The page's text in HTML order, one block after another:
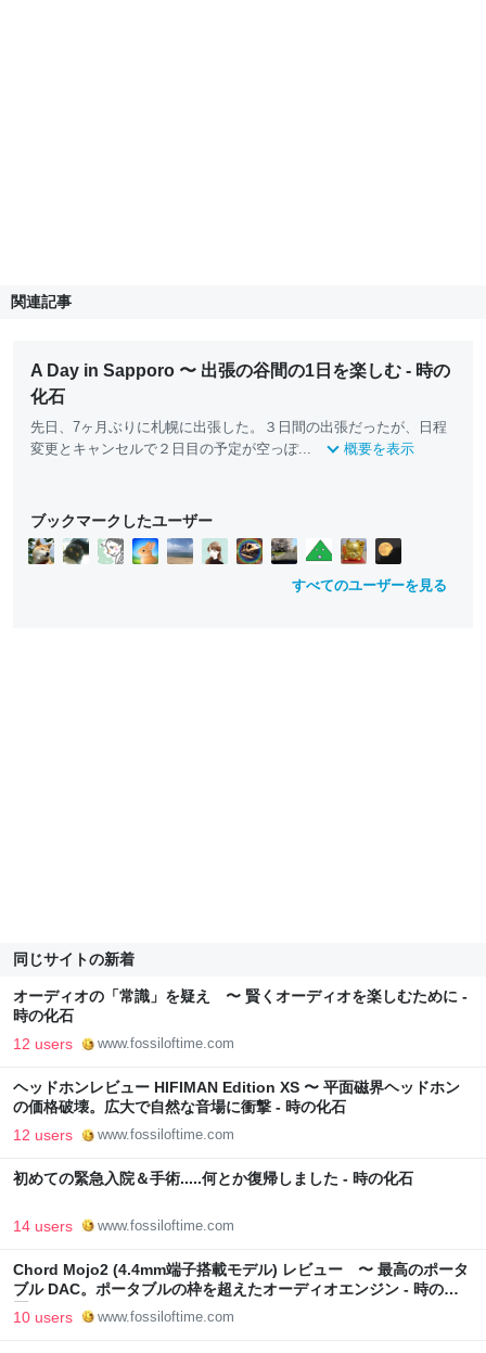
関連記事
A Day in Sapporo 〜 出張の谷間の1日を楽しむ - 時の
化石
先日、7ヶ月ぶりに札幌に出張した。３日間の出張だったが、日程
変更とキャンセルで２日目の予定が空っぽ...
概要を表示
ブックマークしたユーザー
すべてのユーザーを見る
同じサイトの新着
オーディオの「常識」を疑え 〜 賢くオーディオを楽しむために -
時の化石
12 users www.fossiloftime.com
ヘッドホンレビュー HIFIMAN Edition XS 〜 平面磁界ヘッドホン
の価格破壊。広大で自然な音場に衝撃 - 時の化石
12 users www.fossiloftime.com
初めての緊急入院＆手術.....何とか復帰しました - 時の化石
14 users www.fossiloftime.com
Chord Mojo2 (4.4mm端子搭載モデル) レビュー 〜 最高のポータ
ブル DAC。ポータブルの枠を超えたオーディオエンジン - 時の化
石
10 users www.fossiloftime.com